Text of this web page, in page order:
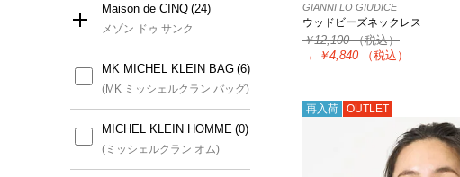
Maison de CINQ
メゾン ドゥ サンク
すべて
GIANNI LO GIUDICE(小さ
いサイズ)
MK MICHEL KLEIN BAG
(MK ミッシェルクラン バッグ)
MICHEL KLEIN HOMME
(ミッシェルクラン オム)
GIANNI LO GIUDICE
ウッドビーズネックレス
￥12,100（税込）
→
￥4,840 （税込）
再入荷 OUTLET